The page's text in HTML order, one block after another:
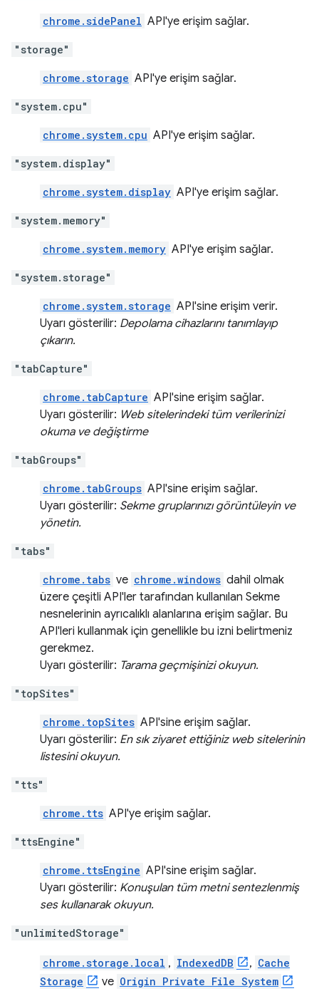
chrome.sidePanel API'ye erişim sağlar.
"storage"
chrome.storage API'ye erişim sağlar.
"system.cpu"
chrome.system.cpu API'ye erişim sağlar.
"system.display"
chrome.system.display API'ye erişim sağlar.
"system.memory"
chrome.system.memory API'ye erişim sağlar.
"system.storage"
chrome.system.storage API'sine erişim verir.
Uyarı gösterilir: Depolama cihazlarını tanımlayıp
çıkarın.
"tabCapture"
chrome.tabCapture API'sine erişim sağlar.
Uyarı gösterilir: Web sitelerindeki tüm verilerinizi
okuma ve değiştirme
"tabGroups"
chrome.tabGroups API'sine erişim sağlar.
Uyarı gösterilir: Sekme gruplarınızı görüntüleyin ve
yönetin.
"tabs"
chrome.tabs ve chrome.windows dahil olmak
üzere çeşitli API'ler tarafından kullanılan Sekme
nesnelerinin ayrıcalıklı alanlarına erişim sağlar. Bu
API'leri kullanmak için genellikle bu izni belirtmeniz
gerekmez.
Uyarı gösterilir: Tarama geçmişinizi okuyun.
"topSites"
chrome.topSites API'sine erişim sağlar.
Uyarı gösterilir: En sık ziyaret ettiğiniz web sitelerinin
listesini okuyun.
"tts"
chrome.tts API'ye erişim sağlar.
"ttsEngine"
chrome.ttsEngine API'sine erişim sağlar.
Uyarı gösterilir: Konuşulan tüm metni sentezlenmiş
ses kullanarak okuyun.
"unlimitedStorage"
chrome.storage.local , IndexedDB , Cache
Storage
ve Origin Private File System